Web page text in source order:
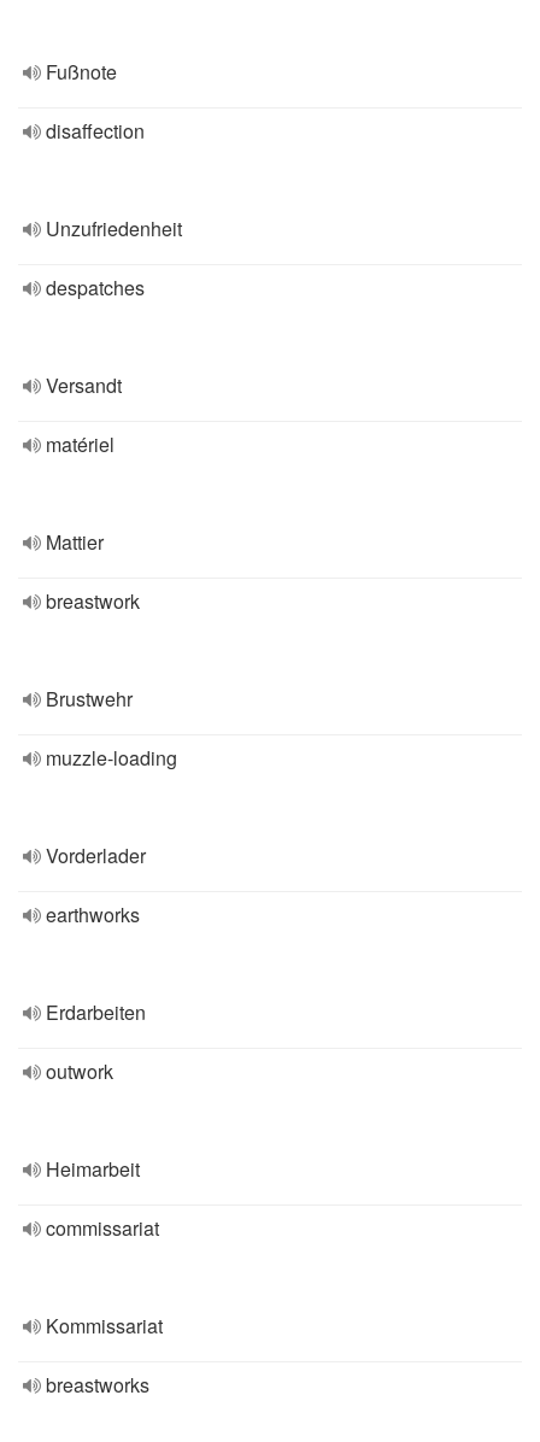
Fußnote
disaffection
Unzufriedenheit
despatches
Versandt
matériel
Mattier
breastwork
Brustwehr
muzzle-loading
Vorderlader
earthworks
Erdarbeiten
outwork
Heimarbeit
commissariat
Kommissariat
breastworks